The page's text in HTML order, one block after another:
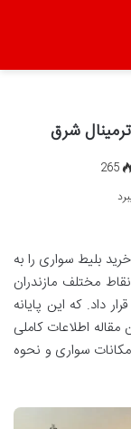
شرق
265
بلیط سواری را به
مختلف مازندران
داد. که این پایانه
اطلاعات کاملی
سواری و نحوه